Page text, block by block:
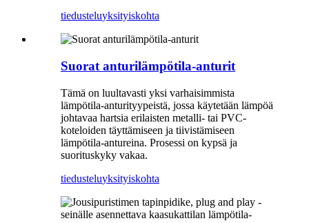
tiedusteluyksityiskohta
Suorat anturilämpötila-anturit
Tämä on luultavasti yksi varhaisimmista
lämpötila-anturityypeistä, jossa käytetään lämpöä
johtavaa hartsia erilaisten metalli- tai PVC-
koteloiden täyttämiseen ja tiivistämiseen
lämpötila-antureina. Prosessi on kypsä ja
suorituskyky vakaa.
tiedusteluyksityiskohta